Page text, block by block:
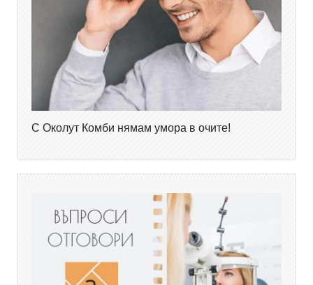
С Околут Комби нямам умора в очите!